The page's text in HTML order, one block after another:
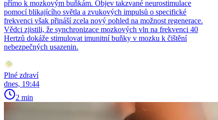
přímo k mozkovým buňkám. Objev takzvané neurostimulace
pomocí blikajícího světla a zvukových impulsů o specifické
frekvenci však přináší zcela nový pohled na možnost regenerace.
Vědci zjistili, že synchronizace mozkových vln na frekvenci 40
Hertzů dokáže stimulovat imunitní buňky v mozku k čištění
nebezpečných usazenin.
Plné zdraví
dnes, 19:44
2 min